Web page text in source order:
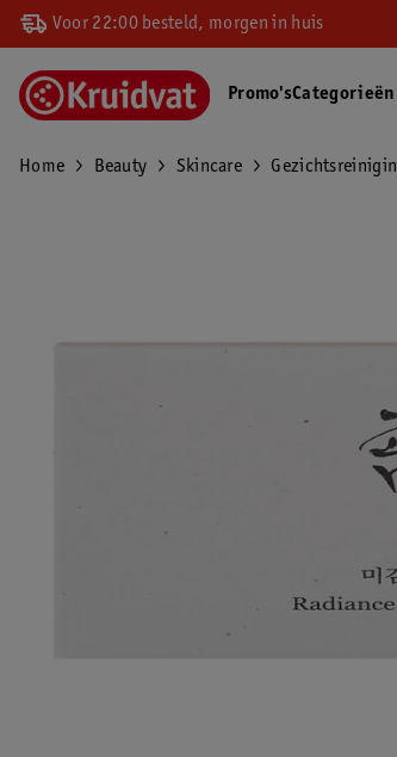
Voor 22:00 besteld, morgen in huis
Promo'sCategorieën
Home Beauty Skincare